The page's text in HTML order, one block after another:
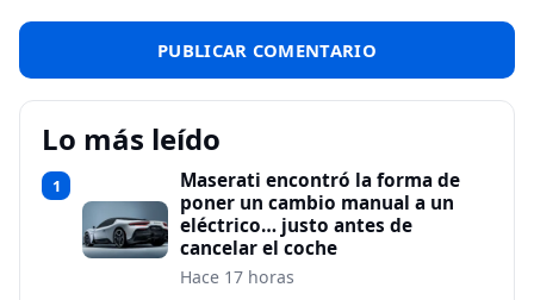
Lo más leído
1
Maserati encontró la forma de
poner un cambio manual a un
eléctrico… justo antes de
cancelar el coche
Hace 17 horas